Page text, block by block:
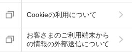
Cookieの利用について
お客さまのご利用端末から
の情報の外部送信について